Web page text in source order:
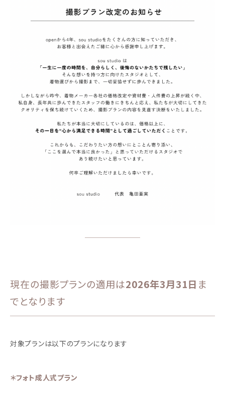
現在の撮影プランの適用は2026年3月31日 ま
でとなります
対象プランは以下のプランになります
＊フォト成人式プラン